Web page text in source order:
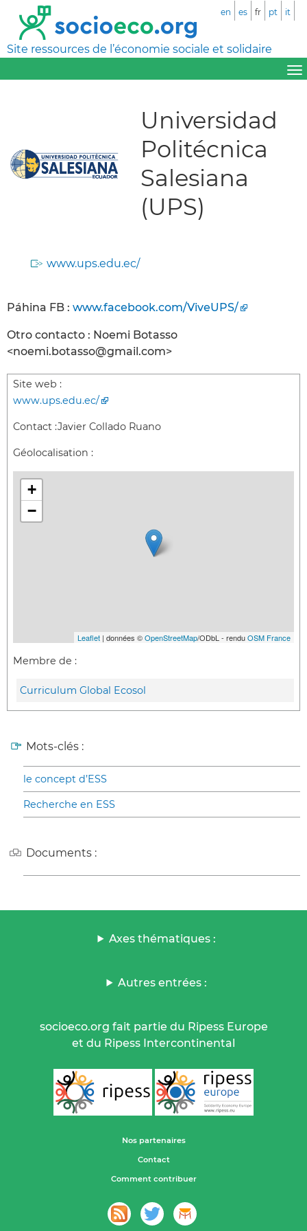
Site ressources de l’économie sociale et solidaire
en es fr pt it
Universidad
Politécnica
Salesiana
(UPS)
www.ups.edu.ec/
Páhina FB : www.facebook.com/ViveUPS/
Otro contacto : Noemi Botasso
<noemi.botasso@gmail.com>
Site web :
www.ups.edu.ec/
Contact :Javier Collado Ruano
Géolocalisation :
+
−
Leaflet | données ©OpenStreetMap/ODbL - renduOSM France
Membre de :
Curriculum Global Ecosol
Mots-clés :
le concept d’ESS
Recherche en ESS
Documents :
Axes thématiques :
Autres entrées :
socioeco.org fait partie du Ripess Europe
et du Ripess Intercontinental
Nos partenaires
Contact
Comment contribuer